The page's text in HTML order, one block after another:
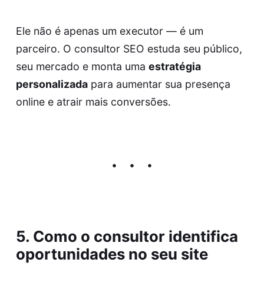
Ele não é apenas um executor — é um
parceiro. O consultor SEO estuda seu público,
seu mercado e monta uma estratégia
personalizadapara aumentar sua presença
online e atrair mais conversões.
5. Como o consultor identifica
oportunidades no seu site